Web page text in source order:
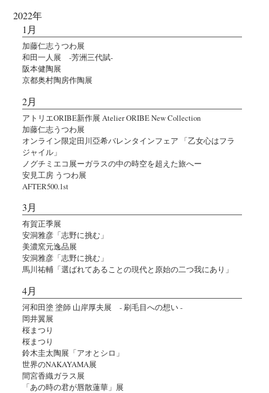
2022年
1月
加藤仁志うつわ展
和田一人展 -芳洲三代賦-
阪本健陶展
京都奥村陶房作陶展
2月
アトリエORIBE新作展 Atelier ORIBE New Collection
加藤仁志うつわ展
オンライン限定田川亞希バレンタインフェア 「乙女心はフラ
ジャイル」
ノグチミエコ展ーガラスの中の時空を超えた旅へー
安見工房 うつわ展
AFTER500.1st
3月
有賀正季展
安洞雅彦「志野に挑む」
美濃窯元逸品展
安洞雅彦「志野に挑む」
馬川祐輔「選ばれてあることの現代と原始の二つ我にあり」
4月
河和田塗 塗師 山岸厚夫展 - 刷毛目への想い -
岡井翼展
桜まつり
桜まつり
鈴木圭太陶展「アオとシロ」
世界のNAKAYAMA展
間宮香織ガラス展
「あの時の君が唇散蓮華」展